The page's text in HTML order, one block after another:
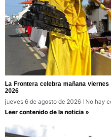
La Frontera celebra mañana
2026
jueves 6 de agosto de 2026
No hay
Leer contenido de la noticia »